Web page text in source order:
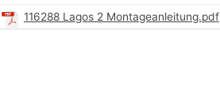
116288 Lagos 2 Montageanleitung.pdf